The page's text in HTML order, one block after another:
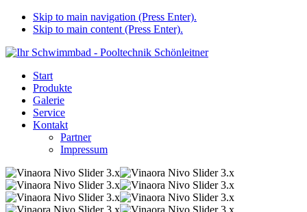
Skip to main navigation (Press Enter).
Skip to main content (Press Enter).
Start
Produkte
Galerie
Service
Kontakt
Partner
Impressum